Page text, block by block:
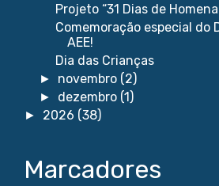
Projeto “31 Dias de
Comemoração especial do
AEE!
Dia das Crianças
► novembro (2)
► dezembro (1)
► 2026 (38)
Marcadores